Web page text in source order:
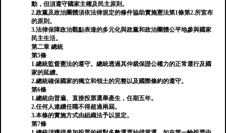
動，但須遵守國家主權及民主原則。
2.政黨及政治團體須依法律規定的條件協助實施憲法第1條第2.所宣布
的原則。
3.法律保障政治觀點表達的多元化與政黨和政治團體公平地參與國家
民主生活。
第二章 總統
第5條
1.總統監督憲法的遵守。總統透過其仲裁保證公權力的正常運行及國
家的延續。
2.總統確保國家的獨立和領土的完整以及國際條約的遵守。
第6條
1.總統由普遍、直接投票選舉產生，任期五年。
2.任何人連續任職不得超過兩屆。
3.本條的實施方式由組織法予以規定。
第7條